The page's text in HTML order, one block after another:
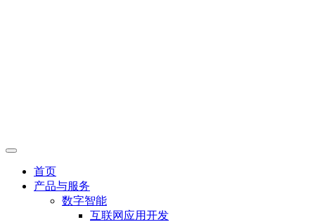
首页
产品与服务
数字智能
互联网应用开发